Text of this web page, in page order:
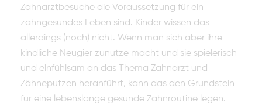
Zahnarztbesuche die Voraussetzung für ein
zahngesundes Leben sind. Kinder wissen das
allerdings (noch) nicht. Wenn man sich aber ihre
kindliche Neugier zunutze macht und sie spielerisch
und einfühlsam an das Thema Zahnarzt und
Zähneputzen heranführt, kann das den Grundstein
für eine lebenslange gesunde Zahnroutine legen.